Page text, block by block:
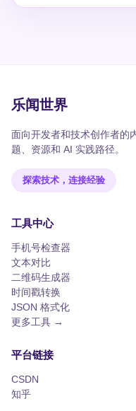
乐闻世界
面向开发者和技术创作者的
题、资源和 AI 实践路径。
探索技术，连接经验
工具中心
手机号检查器
文本对比
二维码生成器
时间戳转换
JSON 格式化
更多工具 →
平台链接
CSDN
知乎